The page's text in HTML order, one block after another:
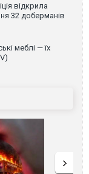
відкрила
32 доберманів
меблі — їх